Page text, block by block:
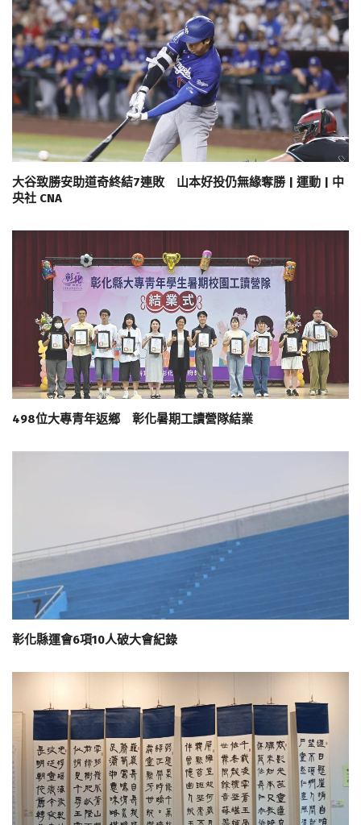
大谷致勝安助道奇終結7連敗 山本好投仍無緣奪勝 | 運動 | 中
央社 CNA
498位大專青年返鄉 彰化暑期工讀營隊結業
彰化縣運會6項10人破大會紀錄